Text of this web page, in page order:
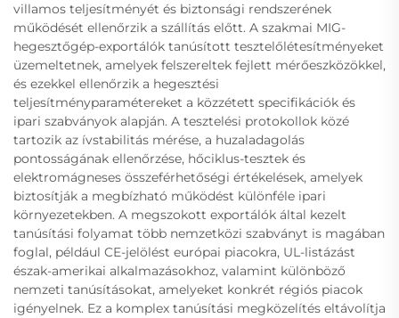
villamos teljesítményét és biztonsági rendszerének
működését ellenőrzik a szállítás előtt. A szakmai MIG-
hegesztőgép-exportálók tanúsított tesztelőlétesítményeket
üzemeltetnek, amelyek felszereltek fejlett mérőeszközökkel,
és ezekkel ellenőrzik a hegesztési
teljesítményparamétereket a közzétett specifikációk és
ipari szabványok alapján. A tesztelési protokollok közé
tartozik az ívstabilitás mérése, a huzaladagolás
pontosságának ellenőrzése, hőciklus-tesztek és
elektromágneses összeférhetőségi értékelések, amelyek
biztosítják a megbízható működést különféle ipari
környezetekben. A megszokott exportálók által kezelt
tanúsítási folyamat több nemzetközi szabványt is magában
foglal, például CE-jelölést európai piacokra, UL-listázást
észak-amerikai alkalmazásokhoz, valamint különböző
nemzeti tanúsításokat, amelyeket konkrét régiós piacok
igényelnek. Ez a komplex tanúsítási megközelítés eltávolítja